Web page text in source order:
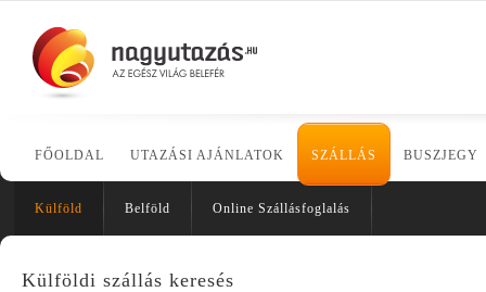
FŐOLDAL UTAZÁSI AJÁNLATOK SZÁLLÁS BUSZJEGY
Külföld Belföld Online Szállásfoglalás
Külföldi szállás keresés